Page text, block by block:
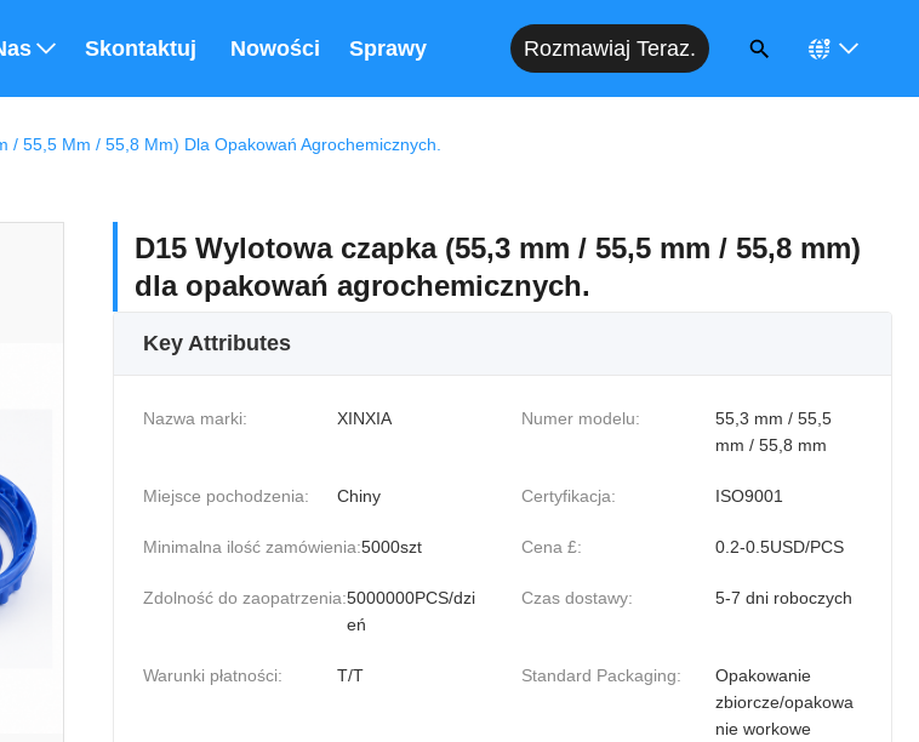
Skontaktuj Się Z Nami
Nowości Sprawy Rozmawiaj Teraz.
/ 55,5 Mm / 55,8 Mm) Dla Opakowań Agrochemicznych.
D15 Wylotowa czapka (55,3 mm / 55,5 mm / 55,8 mm)
dla opakowań agrochemicznych.
Key Attributes
Nazwa marki: XINXIA Numer modelu:
55,3 mm / 55,5
mm / 55,8 mm
Miejsce pochodzenia: Chiny Certyfikacja: ISO9001
Minimalna ilość zamówienia:5000szt Cena £: 0.2-0.5USD/PCS
Zdolność do zaopatrzenia:5000000PCS/dzi
eń
Czas dostawy: 5-7 dni roboczych
Warunki płatności: T/T Standard Packaging:
Opakowanie
zbiorcze/opakowa
nie workowe